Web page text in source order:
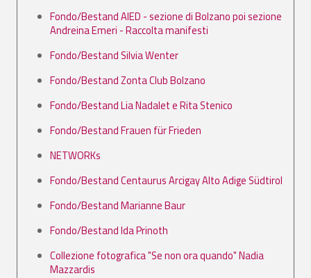
Fondo/Bestand AIED - sezione di Bolzano poi sezione
Andreina Emeri - Raccolta manifesti
Fondo/Bestand Silvia Wenter
Fondo/Bestand Zonta Club Bolzano
Fondo/Bestand Lia Nadalet e Rita Stenico
Fondo/Bestand Frauen für Frieden
NETWORKs
Fondo/Bestand Centaurus Arcigay Alto Adige Südtirol
Fondo/Bestand Marianne Baur
Fondo/Bestand Ida Prinoth
Collezione fotografica "Se non ora quando" Nadia
Mazzardis